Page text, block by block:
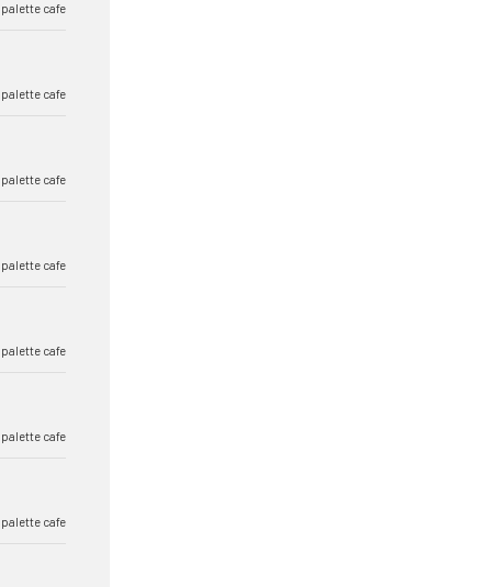
palette cafe
palette cafe
palette cafe
palette cafe
palette cafe
palette cafe
palette cafe